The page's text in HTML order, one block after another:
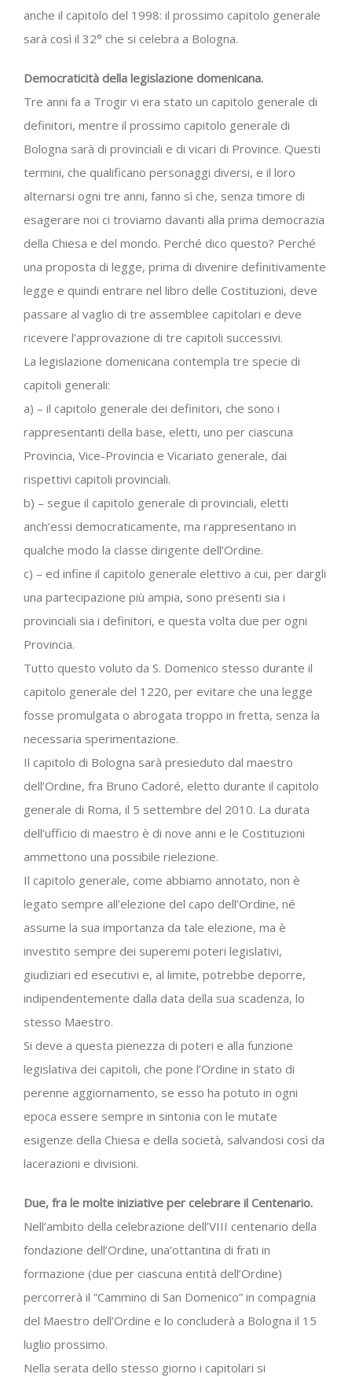
anche il capitolo del 1998: il prossimo capitolo generale
sarà così il 32° che si celebra a Bologna.
Democraticità della legislazione domenicana.
Tre anni fa a Trogir vi era stato un capitolo generale di
definitori, mentre il prossimo capitolo generale di
Bologna sarà di provinciali e di vicari di Province. Questi
termini, che qualificano personaggi diversi, e il loro
alternarsi ogni tre anni, fanno sì che, senza timore di
esagerare noi ci troviamo davanti alla prima democrazia
della Chiesa e del mondo. Perché dico questo? Perché
una proposta di legge, prima di divenire definitivamente
legge e quindi entrare nel libro delle Costituzioni, deve
passare al vaglio di tre assemblee capitolari e deve
ricevere l’approvazione di tre capitoli successivi.
La legislazione domenicana contempla tre specie di
capitoli generali:
a) – il capitolo generale dei definitori, che sono i
rappresentanti della base, eletti, uno per ciascuna
Provincia, Vice-Provincia e Vicariato generale, dai
rispettivi capitoli provinciali.
b) – segue il capitolo generale di provinciali, eletti
anch’essi democraticamente, ma rappresentano in
qualche modo la classe dirigente dell’Ordine.
c) – ed infine il capitolo generale elettivo a cui, per dargli
una partecipazione più ampia, sono presenti sia i
provinciali sia i definitori, e questa volta due per ogni
Provincia.
Tutto questo voluto da S. Domenico stesso durante il
capitolo generale del 1220, per evitare che una legge
fosse promulgata o abrogata troppo in fretta, senza la
necessaria sperimentazione.
Il capitolo di Bologna sarà presieduto dal maestro
dell’Ordine, fra Bruno Cadoré, eletto durante il capitolo
generale di Roma, il 5 settembre del 2010. La durata
dell’ufficio di maestro è di nove anni e le Costituzioni
ammettono una possibile rielezione.
Il capitolo generale, come abbiamo annotato, non è
legato sempre all’elezione del capo dell’Ordine, né
assume la sua importanza da tale elezione, ma è
investito sempre dei superemi poteri legislativi,
giudiziari ed esecutivi e, al limite, potrebbe deporre,
indipendentemente dalla data della sua scadenza, lo
stesso Maestro.
Si deve a questa pienezza di poteri e alla funzione
legislativa dei capitoli, che pone l’Ordine in stato di
perenne aggiornamento, se esso ha potuto in ogni
epoca essere sempre in sintonia con le mutate
esigenze della Chiesa e della società, salvandosi così da
lacerazioni e divisioni.
Due, fra le molte iniziative per celebrare il Centenario.
Nell’ambito della celebrazione dell’VIII centenario della
fondazione dell’Ordine, una’ottantina di frati in
formazione (due per ciascuna entità dell’Ordine)
percorrerà il ”Cammino di San Domenico” in compagnia
del Maestro dell’Ordine e lo concluderà a Bologna il 15
luglio prossimo.
Nella serata dello stesso giorno i capitolari si